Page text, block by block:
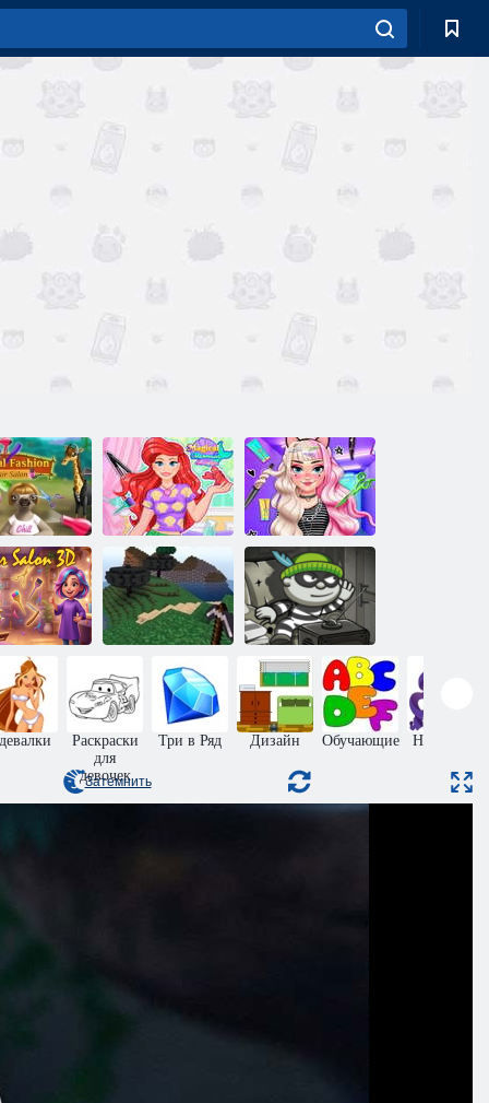
Модная
животных
Волшебная
прическа
русалки
Модные
причёски
Элизы для Е-
девочек
красоты
3D
Майнкрафт:
Блок шахты
Грабитель Боб
H5
Раскраски
для
девочек
Три в Ряд Дизайн Обучающие На память
Затемнить